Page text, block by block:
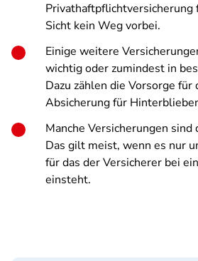
Privathaftpflichtversicherung
Sicht kein Weg vorbei.
Einige weitere
wichtig oder zumindest in
Dazu zählen die Vorsorge für
Absicherung für
Manche Versicherungen
Das gilt meist, wenn es nur
für das der Versicherer bei
einsteht.